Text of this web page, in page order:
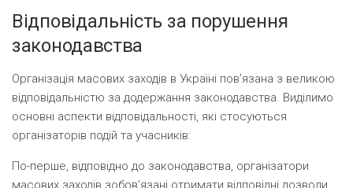
Відповідальність за порушення
законодавства
Організація масових заходів в Україні пов’язана з великою
відповідальністю за додержання законодавства. Виділимо
основні аспекти відповідальності, які стосуються
організаторів подій та учасників:
По-перше, відповідно до законодавства, організатори
масових заходів зобов’язані отримати відповідні дозволи